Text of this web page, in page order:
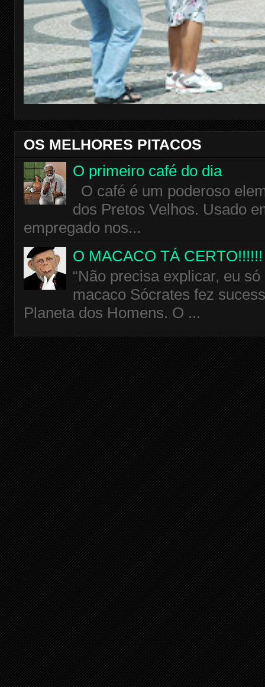
OS MELHORES PITACOS
O primeiro café do dia
O café é um poderoso
dos Pretos Velhos. Usado
empregado nos...
O MACACO TÁ CERTO!!!!!!
“Não precisa explicar, eu
macaco Sócrates fez
Planeta dos Homens. O ...